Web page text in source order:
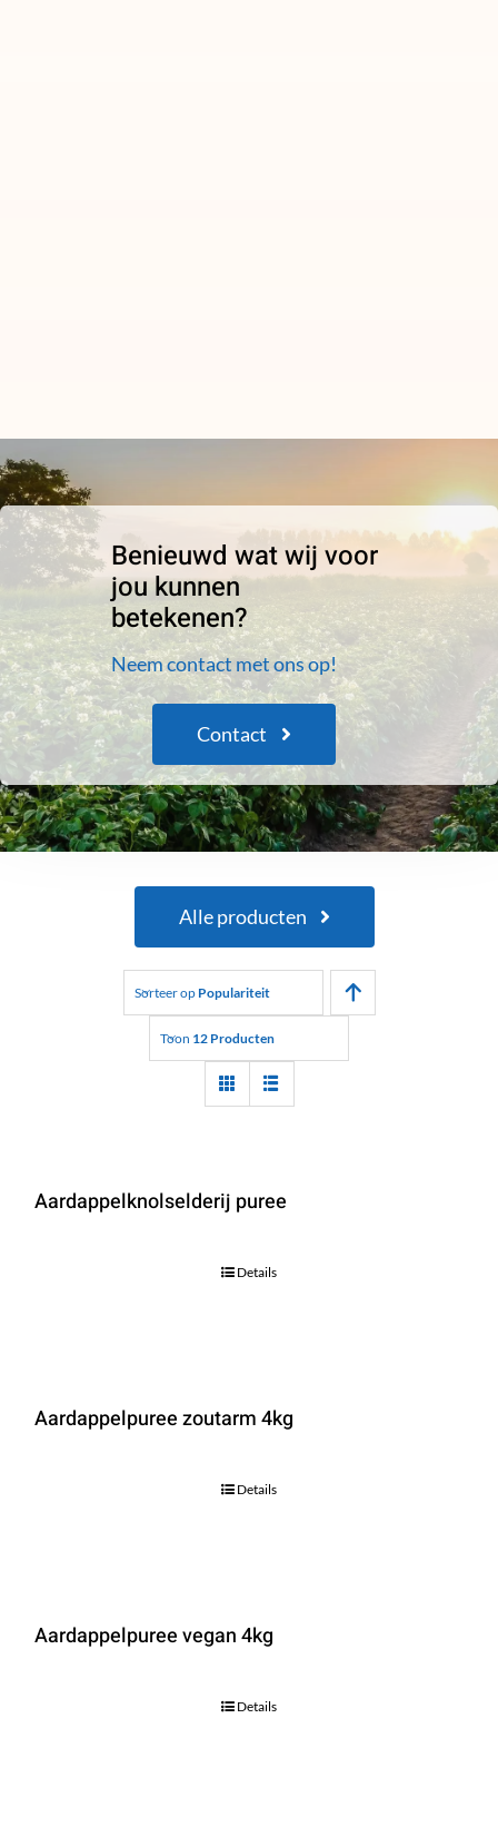
Benieuwd wat wij voor
jou kunnen
betekenen?
Neem contact met ons op!
Contact
Alle producten
Sorteer op Populariteit
Toon 12 Producten
Aardappelknolselderij puree
Details
Aardappelpuree zoutarm 4kg
Details
Aardappelpuree vegan 4kg
Details